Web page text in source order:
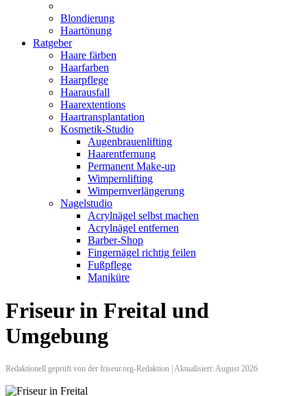
Blondierung
Haartönung
Ratgeber
Haare färben
Haarfarben
Haarpflege
Haarausfall
Haarextentions
Haartransplantation
Kosmetik-Studio
Augenbrauenlifting
Haarentfernung
Permanent Make-up
Wimpernlifting
Wimpernverlängerung
Nagelstudio
Acrylnägel selbst machen
Acrylnägel entfernen
Barber-Shop
Fingernägel richtig feilen
Fußpflege
Maniküre
Friseur in Freital und
Umgebung
Redaktionell geprüft von der friseur.org-Redaktion | Aktualisiert: August 2026